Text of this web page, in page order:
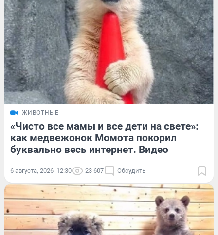
ЖИВОТНЫЕ
«Чисто все мамы и все дети на свете»:
как медвежонок Момота покорил
буквально весь интернет. Видео
6 августа, 2026, 12:30 23 607 Обсудить